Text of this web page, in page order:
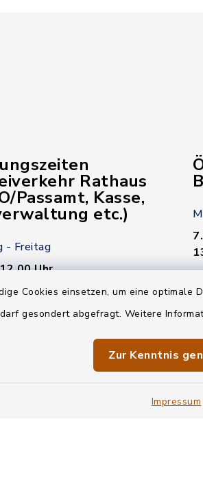
Cookies einsetzen, um eine
gesondert abgefragt. Weitere
Zur Kenntnis
Impressum
Rathaus
Passamt, Kasse,
etc.)
- Freitag
Uhr
Uhr